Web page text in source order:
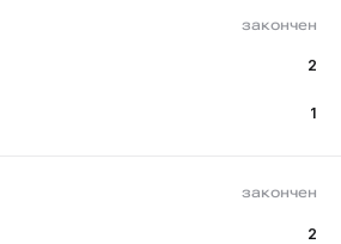
закончен
2
1
закончен
2